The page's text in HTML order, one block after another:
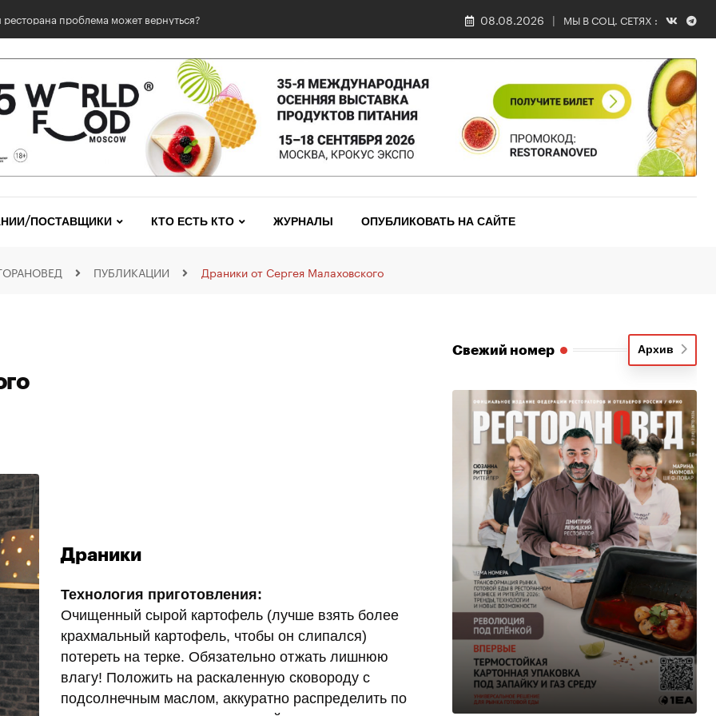
2026 08.08.2026 МЫ В СОЦ. СЕТЯХ :
ПОСТАВЩИКИ КТО ЕСТЬ КТО ЖУРНАЛЫ ОПУБЛИКОВАТЬ НА САЙТЕ
ПУБЛИКАЦИИ Драники от Сергея Малаховского
Драники
Технология приготовления:
Очищенный сырой картофель (лучше взять более
крахмальный картофель, чтобы он слипался)
потереть на терке. Обязательно отжать лишнюю
влагу! Положить на раскаленную сковороду с
подсолнечным маслом, аккуратно распределить по
Свежий номер Архив